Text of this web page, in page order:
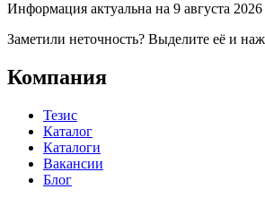
Информация актуальна на 9 августа 2026
Заметили неточность? Выделите её и
Компания
Тезис
Каталог
Каталоги
Вакансии
Блог